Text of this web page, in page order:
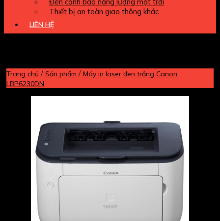
Thiết bị an toàn giao thông khác
LIÊN HỆ
Trang chủ / Sản phẩm / Máy in laser đen trắng Canon
LBP6230DN